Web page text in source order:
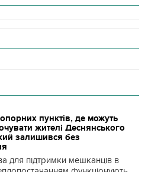
пунктів, де можуть
жителі Деснянського
залишився без
для підтримки мешканців в